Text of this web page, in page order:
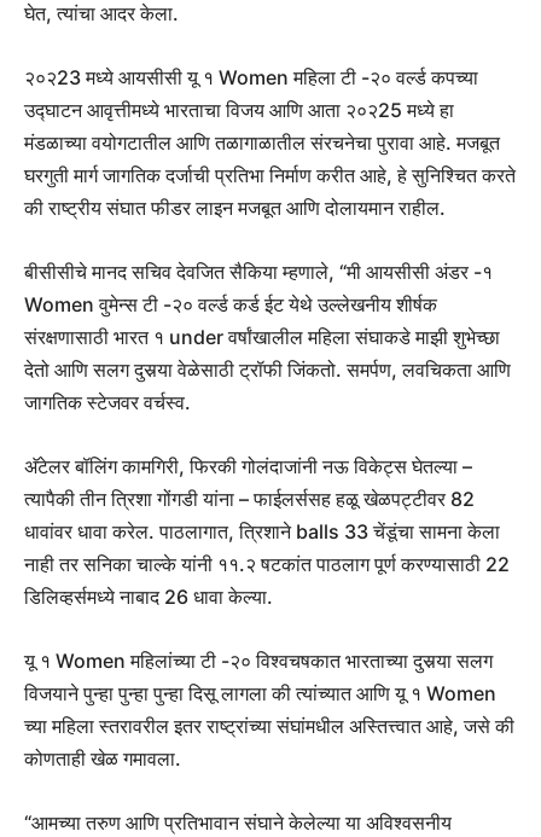
घेत, त्यांचा आदर केला.
२०२23 मध्ये आयसीसी यू १ Women महिला टी -२० वर्ल्ड कपच्या
उद्घाटन आवृत्तीमध्ये भारताचा विजय आणि आता २०२25 मध्ये हा
मंडळाच्या वयोगटातील आणि तळागाळातील संरचनेचा पुरावा आहे. मजबूत
घरगुती मार्ग जागतिक दर्जाची प्रतिभा निर्माण करीत आहे, हे सुनिश्चित करते
की राष्ट्रीय संघात फीडर लाइन मजबूत आणि दोलायमान राहील.
बीसीसीचे मानद सचिव देवजित सैकिया म्हणाले, “मी आयसीसी अंडर -१
Women वुमेन्स टी -२० वर्ल्ड कर्ड ईट येथे उल्लेखनीय शीर्षक
संरक्षणासाठी भारत १ under वर्षांखालील महिला संघाकडे माझी शुभेच्छा
देतो आणि सलग दुसर्‍या वेळेसाठी ट्रॉफी जिंकतो. समर्पण, लवचिकता आणि
जागतिक स्टेजवर वर्चस्व.
अ‍ॅटेलर बॉलिंग कामगिरी, फिरकी गोलंदाजांनी नऊ विकेट्स घेतल्या –
त्यापैकी तीन त्रिशा गोंगडी यांना – फाईलर्ससह हळू खेळपट्टीवर 82
धावांवर धावा करेल. पाठलागात, त्रिशाने balls 33 चेंडूंचा सामना केला
नाही तर सनिका चाल्के यांनी ११.२ षटकांत पाठलाग पूर्ण करण्यासाठी 22
डिलिव्हर्समध्ये नाबाद 26 धावा केल्या.
यू १ Women महिलांच्या टी -२० विश्वचषकात भारताच्या दुसर्‍या सलग
विजयाने पुन्हा पुन्हा पुन्हा दिसू लागला की त्यांच्यात आणि यू १ Women
च्या महिला स्तरावरील इतर राष्ट्रांच्या संघांमधील अस्तित्त्वात आहे, जसे की
कोणताही खेळ गमावला.
“आमच्या तरुण आणि प्रतिभावान संघाने केलेल्या या अविश्वसनीय